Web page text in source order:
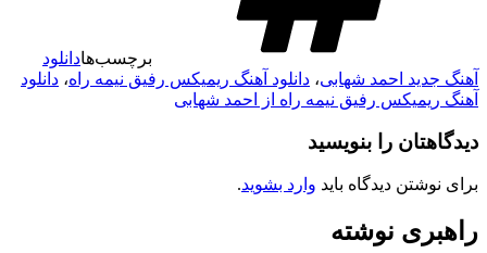
برچسب‌هادانلود
جدید احمد شهابی،دانلود آهنگ ریمیکس رفیق نیمه راه ،دانلود
ریمیکس رفیق نیمه راه از احمد شهابی
را بنویسید
نوشتن دیدگاه بایدوارد بشوید.
نوشته